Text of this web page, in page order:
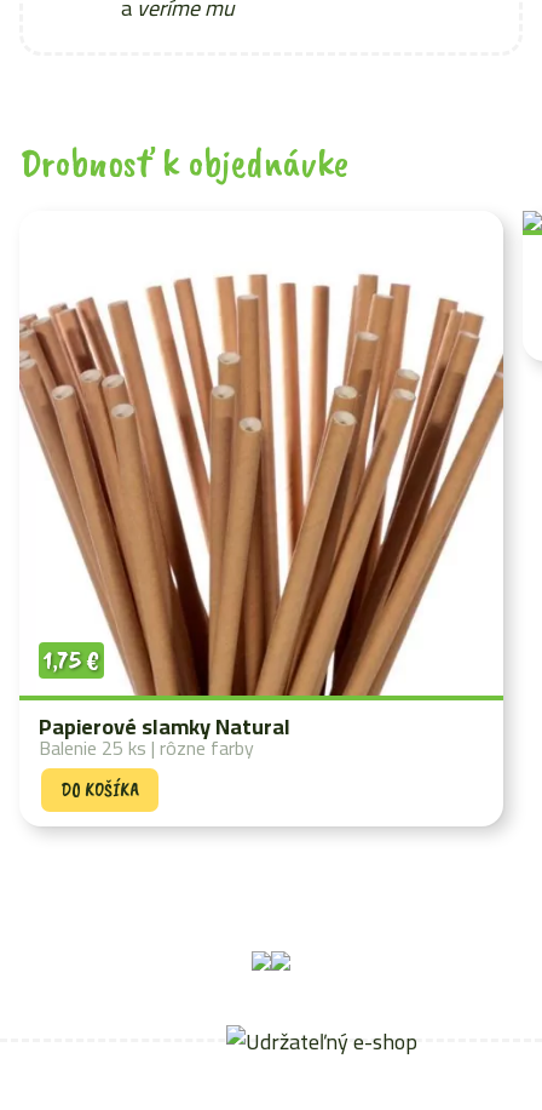
Drobnosť k objednávke
Papierové slamky Natural
1,75€
Balenie 25 ks | rôzne farby
DO KOŠÍKA